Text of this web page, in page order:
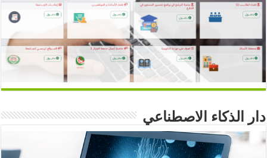
دار الذكاء الاصطناعي